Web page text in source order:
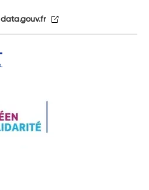
data.gouv.fr